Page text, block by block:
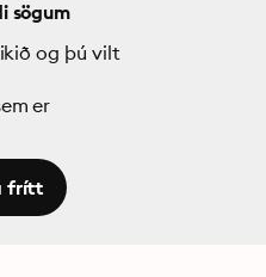
sögum
og þú vilt
er
frítt